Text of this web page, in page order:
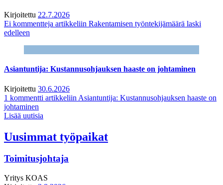
Kirjoitettu 22.7.2026
Ei kommentteja artikkeliin Rakentamisen työntekijämäärä laski
edelleen
Asiantuntija: Kustannusohjauksen haaste on johtaminen
Kirjoitettu 30.6.2026
1 kommentti artikkeliin Asiantuntija: Kustannusohjauksen haaste on
johtaminen
Lisää uutisia
Uusimmat työpaikat
Toimitusjohtaja
Yritys KOAS